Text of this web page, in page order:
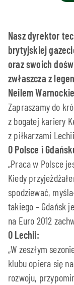
Nasz dyrektor
brytyjskiej
oraz swoich
zwłaszcza z
Neilem
Zapraszamy do
z bogatej kariery
z piłkarzami
O Polsce i
„Praca w Polsce
Kiedy
spodziewać,
takiego – Gdańsk
na Euro 2012
O Lechii:
„W zeszłym
klubu opiera się
rozwoju,